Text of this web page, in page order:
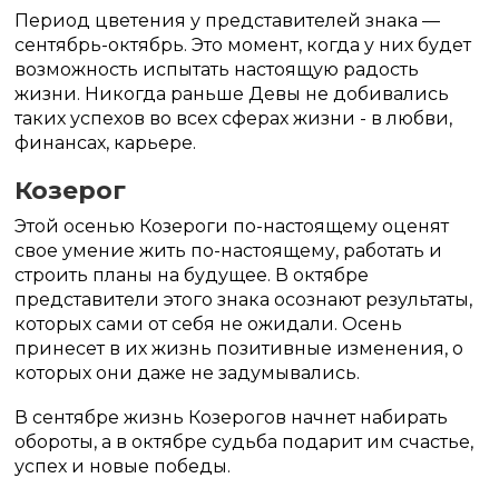
Период цветения у представителей знака —
сентябрь-октябрь. Это момент, когда у них будет
возможность испытать настоящую радость
жизни. Никогда раньше Девы не добивались
таких успехов во всех сферах жизни - в любви,
финансах, карьере.
Козерог
Этой осенью Козероги по-настоящему оценят
свое умение жить по-настоящему, работать и
строить планы на будущее. В октябре
представители этого знака осознают результаты,
которых сами от себя не ожидали. Осень
принесет в их жизнь позитивные изменения, о
которых они даже не задумывались.
В сентябре жизнь Козерогов начнет набирать
обороты, а в октябре судьба подарит им счастье,
успех и новые победы.